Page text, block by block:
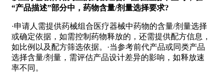
“产品描述”部分中，药物含量/剂量选择要求?
·申请人需提供药械组合医疗器械中药物的含量/剂量选择
或确定依据，如需控制药物释放的，还需提供配方信息，
如比例以及配方筛选依据。·当参考前代产品或同类产品
选择含量/剂量，需评估产品设计差异的影响，如释放速
率不同。